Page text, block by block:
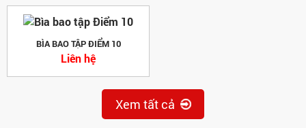
BÌA BAO TẬP ĐIỂM 10
Liên hệ
Xem tất cả